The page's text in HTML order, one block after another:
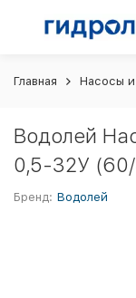
Главная Насосы и
Водолей
0,5-32У
Бренд: Водолей